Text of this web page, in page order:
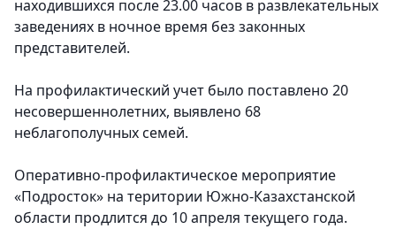
находившихся после 23.00 часов в развлекательных
заведениях в ночное время без законных
представителей.
На профилактический учет было поставлено 20
несовершеннолетних, выявлено 68
неблагополучных семей.
Оперативно-профилактическое мероприятие
«Подросток» на територии Южно-Казахстанской
области продлится до 10 апреля текущего года.